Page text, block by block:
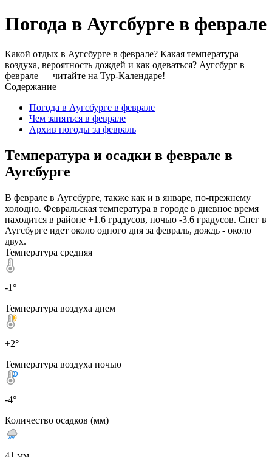
Погода в Аугсбурге в феврале
Какой отдых в Аугсбурге в феврале? Какая температура
воздуха, вероятность дождей и как одеваться? Аугсбург в
феврале — читайте на Тур-Календаре!
Содержание
Погода в Аугсбурге в феврале
Чем заняться в феврале
Архив погоды за февраль
Температура и осадки в феврале в
Аугсбурге
В феврале в Аугсбурге, также как и в январе, по-прежнему
холодно. Февральская температура в городе в дневное время
находится в районе +1.6 градусов, ночью -3.6 градусов. Снег в
Аугсбурге идет около одного дня за февраль, дождь - около
двух.
Температура средняя
-1°
Температура воздуха днем
+2°
Температура воздуха ночью
-4°
Количество осадков (мм)